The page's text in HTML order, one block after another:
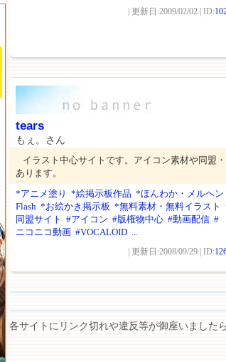
| 更新日:2009/02/02 | ID:
tears
もぇ。さん
イラスト中心サイトです。アイコン素材や同盟
あります。
*アニメ塗り *絵掲示板作品 *ほんわか・メルヘン
Flash *お絵かき掲示板 *無料素材・無料イラスト
同盟サイト #アイコン #版権物中心 #動画配信 #
ニコニコ動画 #VOCALOID ...
| 更新日:2008/09/29 | ID:
各サイトにリンク切れや違反等が御座いました